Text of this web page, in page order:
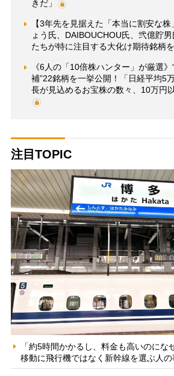
きだ」
【3年先を見据えた「本当に割安な
ょう氏、DAIBOUCHOU氏、弐億貯
たちが特に注目する大化け期待銘柄
《6人の「10倍株ハンター」が厳選
補”22銘柄を一挙公開！「日経平均5
長が見込めるお宝株の数々、10万円
注目TOPIC
「約5時間かかるし、料金も高いのにな
移動に飛行機ではなく新幹線を選ぶ人の